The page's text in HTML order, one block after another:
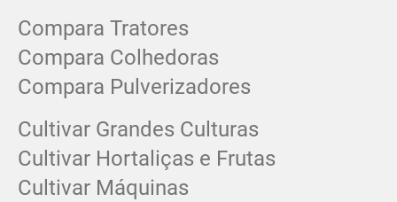
Compara Tratores
Compara Colhedoras
Compara Pulverizadores
Cultivar Grandes Culturas
Cultivar Hortaliças e Frutas
Cultivar Máquinas